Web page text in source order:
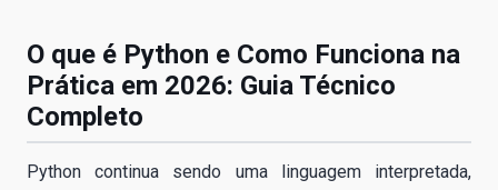
O que é Python e Como Funciona na
Prática em 2026: Guia Técnico
Completo
Python continua sendo uma linguagem interpretada,